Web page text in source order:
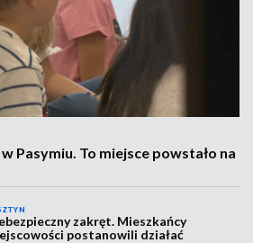
Pasymiu. To miejsce powstało na
zakręt. Mieszkańcy
postanowili działać